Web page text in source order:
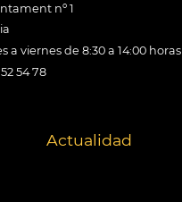
nº 1
a viernes de 8:30 a 14:00 horas
54 78
Actualidad